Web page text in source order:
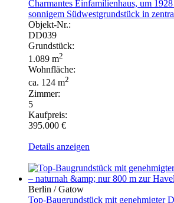
Charmantes Einfamilienhaus, um
sonnigem Südwestgrundstück in
Objekt-Nr.:
DD039
Grundstück:
1.089 m2
Wohnfläche:
ca. 124 m2
Zimmer:
5
Kaufpreis:
395.000 €
Details anzeigen
Berlin / Gatow
Top-Baugrundstück mit genehmigter